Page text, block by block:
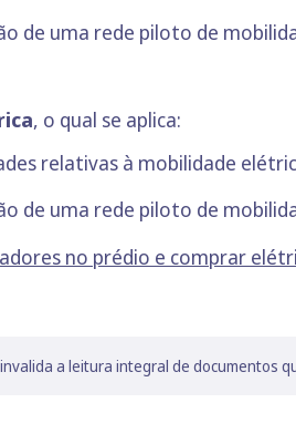
de uma rede piloto de
, o qual se aplica:
relativas à mobilidade
de uma rede piloto de
no prédio e comprar
a leitura integral de documentos